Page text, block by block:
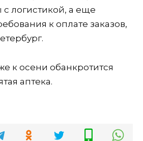
логистикой, а еще
к оплате заказов,
к осени обанкротится
аптека.